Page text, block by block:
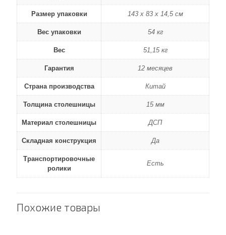
Размер упаковки 143 x 83 x 14,5 см
Вес упаковки 54 кг
Вес 51,15 кг
Гарантия 12 месяцев
Страна производства Китай
Толщина столешницы 15 мм
Материал столешницы ДСП
Складная конструкция Да
Транспортировочные
ролики
Есть
Похожие товары